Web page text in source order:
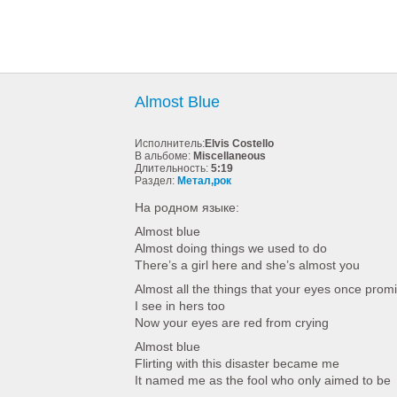
Almost Blue
Исполнитель:Elvis Costello
В альбоме: Miscellaneous
Длительность: 5:19
Раздел: Метал,рок
На родном языке:
Almost blue
Almost doing things we used to do
There’s a girl here and she’s almost you
Almost all the things that your eyes once
I see in hers too
Now your eyes are red from crying
Almost blue
Flirting with this disaster became me
It named me as the fool who only aimed to be